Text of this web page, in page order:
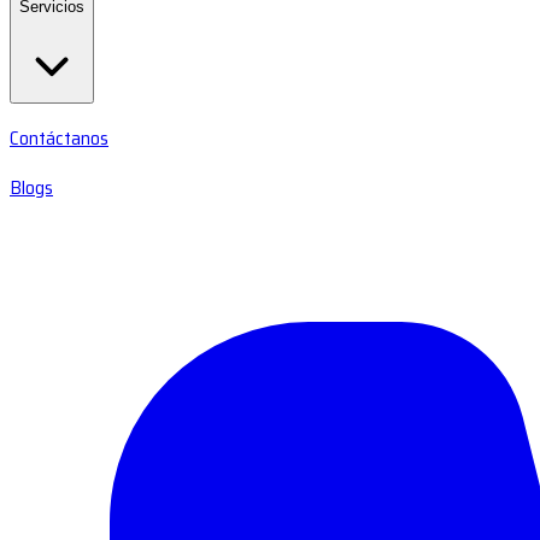
Servicios
Contáctanos
Blogs